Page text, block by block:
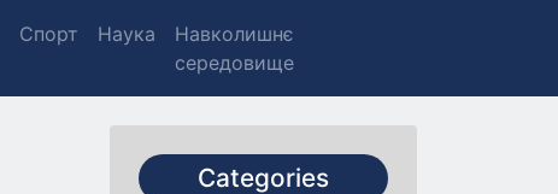
Спорт Наука
Навколишнє
середовище
Categories